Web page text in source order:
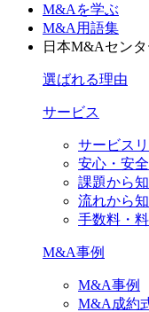
M&Aを学ぶ
M&A用語集
日本M&Aセンタ
選ばれる理由
サービス
サービス
安心・安
課題から
流れから
手数料・
M&A事例
M&A事例
M&A成約